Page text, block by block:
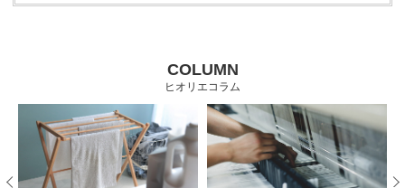
COLUMN
ヒオリエコラム